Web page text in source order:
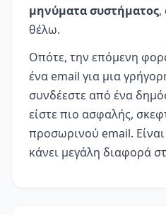
μηνύματα συστήματος,
θέλω.
Οπότε, την επόμενη
ένα email για μια
συνδέεστε από ένα
είστε πιο ασφαλής,
προσωρινού email.
κάνει μεγάλη διαφορά